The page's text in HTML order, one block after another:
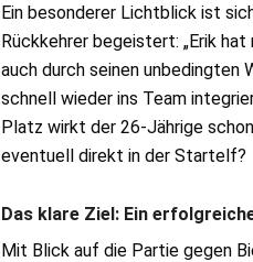
Ein besonderer Lichtblick ist
Rückkehrer begeistert: „Erik
auch durch seinen unbedingten
schnell wieder ins Team
Platz wirkt der 26-Jährige
eventuell direkt in der Startelf?
Das klare Ziel: Ein
Mit Blick auf die Partie gegen